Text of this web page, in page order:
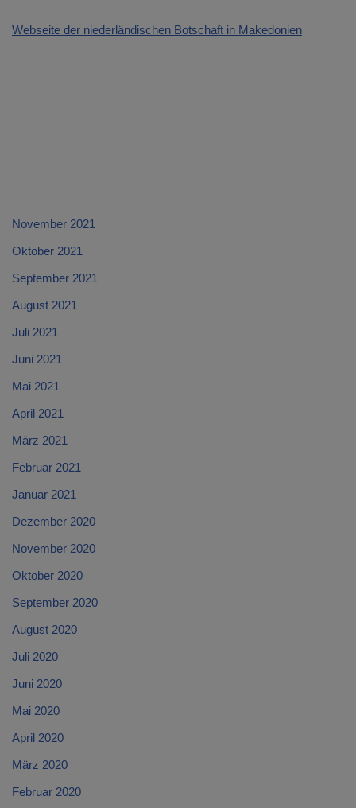
Webseite der niederländischen Botschaft in Makedonien
November 2021
Oktober 2021
September 2021
August 2021
Juli 2021
Juni 2021
Mai 2021
April 2021
März 2021
Februar 2021
Januar 2021
Dezember 2020
November 2020
Oktober 2020
September 2020
August 2020
Juli 2020
Juni 2020
Mai 2020
April 2020
März 2020
Februar 2020